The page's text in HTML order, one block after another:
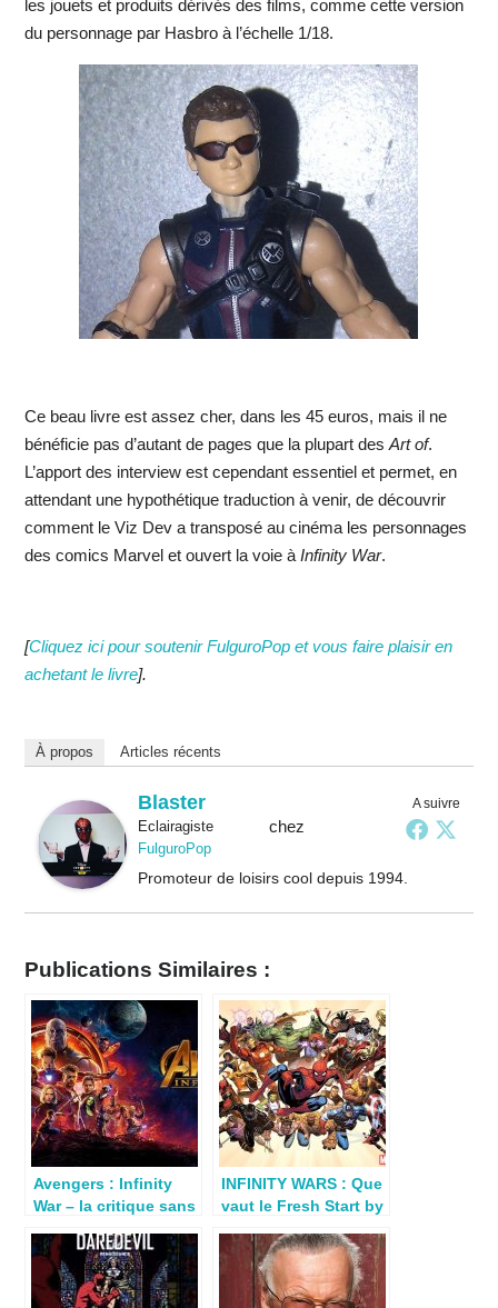
les jouets et produits dérivés des films, comme cette version
du personnage par Hasbro à l’échelle 1/18.
Ce beau livre est assez cher, dans les 45 euros, mais il ne
bénéficie pas d’autant de pages que la plupart des Art of.
L’apport des interview est cependant essentiel et permet, en
attendant une hypothétique traduction à venir, de découvrir
comment le Viz Dev a transposé au cinéma les personnages
des comics Marvel et ouvert la voie à Infinity War.
[Cliquez ici pour soutenir FulguroPop et vous faire plaisir en
achetant le livre].
À propos Articles récents
A suivre
Blaster
Eclairagistechez
FulguroPop
Promoteur de loisirs cool depuis 1994.
Publications Similaires :
Avengers : Infinity
War – la critique sans
Marvel
INFINITY WARS : Que
vaut le Fresh Start by